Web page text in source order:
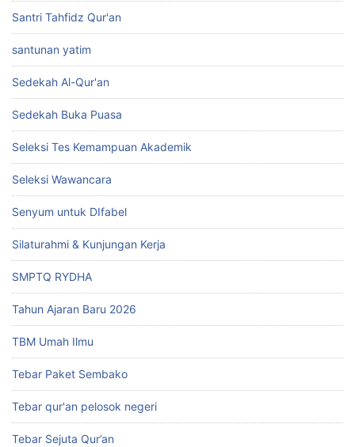
Santri Tahfidz Qur'an
santunan yatim
Sedekah Al-Qur'an
Sedekah Buka Puasa
Seleksi Tes Kemampuan Akademik
Seleksi Wawancara
Senyum untuk DIfabel
Silaturahmi & Kunjungan Kerja
SMPTQ RYDHA
Tahun Ajaran Baru 2026
TBM Umah Ilmu
Tebar Paket Sembako
Tebar qur'an pelosok negeri
Tebar Sejuta Qur’an